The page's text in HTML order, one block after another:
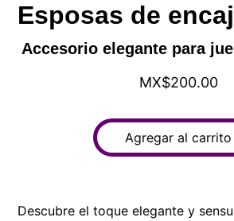
Esposas de
Accesorio elegante para
MX$200.00
Agregar al carrito
Descubre el toque elegante y